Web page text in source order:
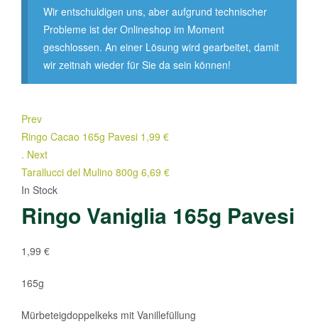
Wir entschuldigen uns, aber aufgrund technischer
Probleme ist der Onlineshop im Moment
geschlossen. An einer Lösung wird gearbeitet, damit
wir zeitnah wieder für Sie da sein können!
Prev
Ringo Cacao 165g Pavesi 1,99 €
. Next
Tarallucci del Mulino 800g 6,69 €
In Stock
Ringo Vaniglia 165g Pavesi
1,99 €
165g
Mürbeteigdoppelkeks mit Vanillefüllung